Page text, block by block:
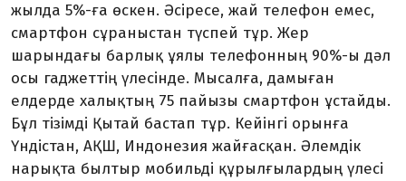
жылда 5%-ға өскен. Әсіресе, жай телефон емес,
смартфон сұраныстан түспей тұр. Жер
шарындағы барлық ұялы телефонның 90%-ы дәл
осы гаджеттің үлесінде. Мысалға, дамыған
елдерде халықтың 75 пайызы смартфон ұстайды.
Бұл тізімді Қытай бастап тұр. Кейінгі орынға
Үндістан, АҚШ, Индонезия жайғасқан. Әлемдік
нарықта былтыр мобильді құрылғылардың үлесі